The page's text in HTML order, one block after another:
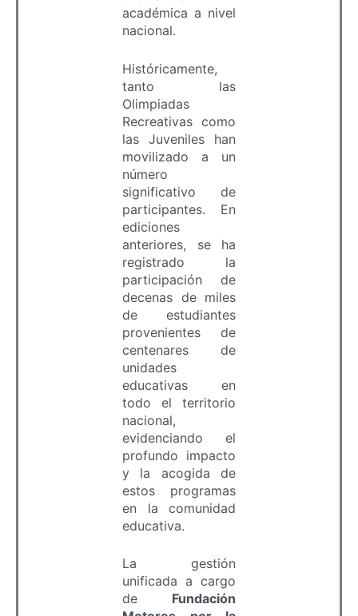
académica a nivel
nacional.
Históricamente,
tanto las
Olimpiadas
Recreativas como
las Juveniles han
movilizado a un
número
significativo de
participantes. En
ediciones
anteriores, se ha
registrado la
participación de
decenas de miles
de estudiantes
provenientes de
centenares de
unidades
educativas en
todo el territorio
nacional,
evidenciando el
profundo impacto
y la acogida de
estos programas
en la comunidad
educativa.
La gestión
unificada a cargo
de Fundación